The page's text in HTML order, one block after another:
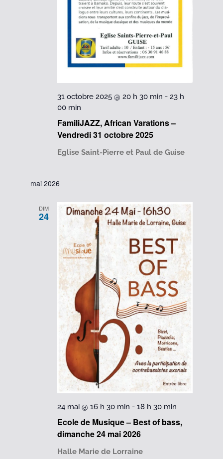
FamiliJAZZ, African Varations –
Vendredi 31 octobre 2025
31 octobre 2025 @ 20 h 30 min -23 h
00 min
Eglise Saint-Pierre et Paul de Guise
mai 2026
DIM
24
Ecole de Musique – Best of bass,
dimanche 24 mai 2026
24 mai @ 16 h 30 min -18 h 30 min
Halle Marie de Lorraine